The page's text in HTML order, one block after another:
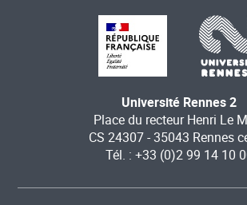
Université Rennes 2
Place du recteur Henri Le
CS 24307 - 35043 Rennes
Tél. : +33 (0)2 99 14 10